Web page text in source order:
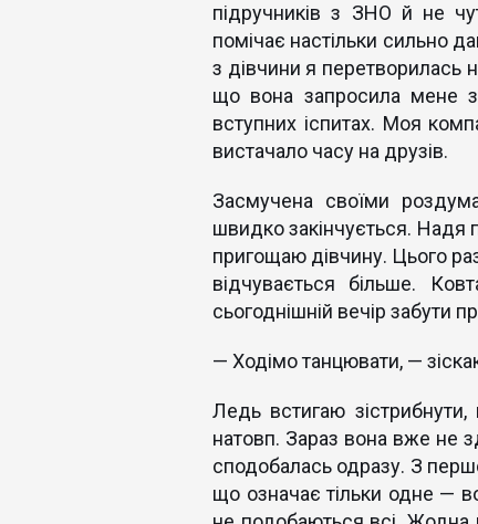
підручників з ЗНО й не
помічає настільки сильно
з дівчини я перетворилась
що вона запросила мене
вступних іспитах. Моя
вистачало часу на друзів.
Засмучена своїми
швидко закінчується. Надя
пригощаю дівчину. Цього
відчувається більше.
сьогоднішній вечір забути
— Ходімо танцювати, —
Ледь встигаю
натовп. Зараз вона вже не
сподобалась одразу. З
що означає тільки одне —